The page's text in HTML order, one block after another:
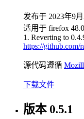
发布于 2023年9
适用于 firefox
1. Reverting to
https://github.com/
源代码遵循
下载文件
版本 0.5.1